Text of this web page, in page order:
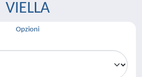
VIELLA
Opzioni